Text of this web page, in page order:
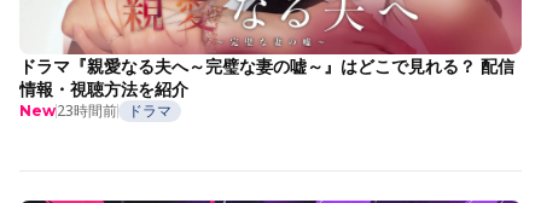
ドラマ『親愛なる夫へ～完璧な妻の嘘～』はどこで見れる？ 配信
情報・視聴方法を紹介
New23時間前 ドラマ